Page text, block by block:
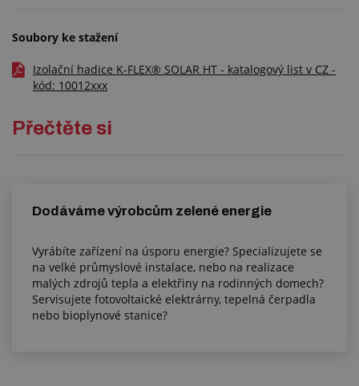
Soubory ke stažení
Izolační hadice K-FLEX® SOLAR HT - katalogový list v CZ -
kód: 10012xxx
Přečtěte si
Dodáváme výrobcům zelené energie
Vyrábíte zařízení na úsporu energie? Specializujete se
na velké průmyslové instalace, nebo na realizace
malých zdrojů tepla a elektřiny na rodinných domech?
Servisujete fotovoltaické elektrárny, tepelná čerpadla
nebo bioplynové stanice?